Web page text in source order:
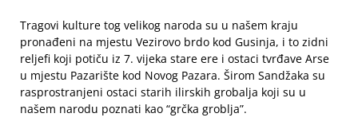
Tragovi kulture tog velikog naroda su u našem kraju
pronađeni na mjestu Vezirovo brdo kod Gusinja, i to zidni
reljefi koji potiču iz 7. vijeka stare ere i ostaci tvrđave Arse
u mjestu Pazarište kod Novog Pazara. Širom Sandžaka su
rasprostranjeni ostaci starih ilirskih grobalja koji su u
našem narodu poznati kao “grčka groblja”.